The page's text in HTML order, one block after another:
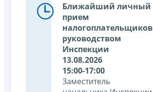
Ближайший личный
прием
налогоплательщиков
руководством
Инспекции
13.08.2026
15:00-17:00
Заместитель